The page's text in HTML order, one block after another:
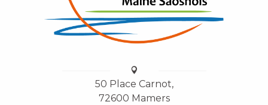
50 Place Carnot,
72600 Mamers